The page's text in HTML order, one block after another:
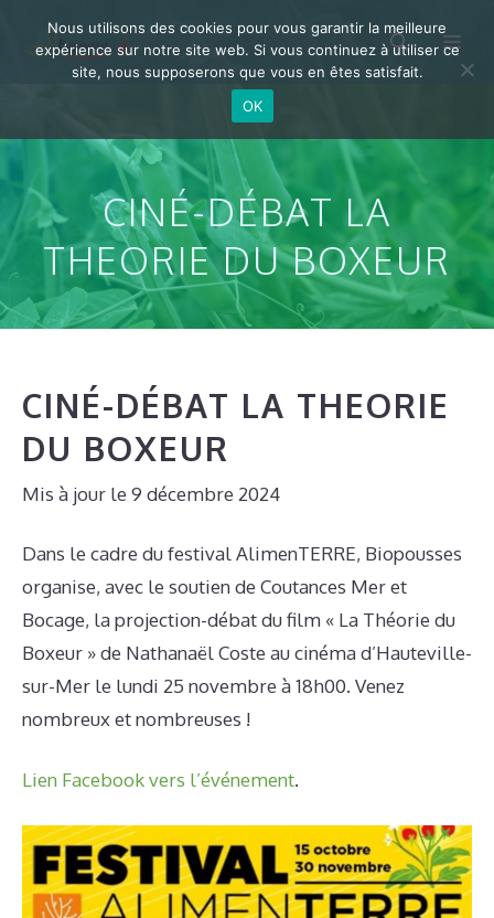
CINÉ-DÉBAT LA
THEORIE DU BOXEUR
CINÉ-DÉBAT LA THEORIE
DU BOXEUR
9 décembre 2024
Dans le cadre du festival AlimenTERRE, Biopousses
organise, avec le soutien de Coutances Mer et
Bocage, la projection-débat du film « La Théorie du
Boxeur » de Nathanaël Coste au cinéma d’Hauteville-
sur-Mer le lundi 25 novembre à 18h00. Venez
nombreux et nombreuses !
Lien Facebook vers l’événement.
Nous utilisons des cookies pour vous garantir la meilleure
expérience sur notre site web. Si vous continuez à utiliser ce
site, nous supposerons que vous en êtes satisfait.
OK